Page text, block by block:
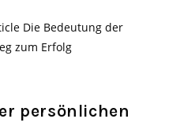
persönlichen